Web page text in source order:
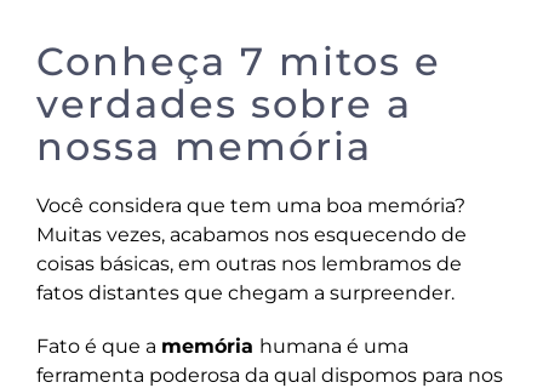
Conheça 7 mitos e
verdades sobre a
nossa memória
Você considera que tem uma boa memória?
Muitas vezes, acabamos nos esquecendo de
coisas básicas, em outras nos lembramos de
fatos distantes que chegam a surpreender.
Fato é que a memória humana é uma
ferramenta poderosa da qual dispomos para nos